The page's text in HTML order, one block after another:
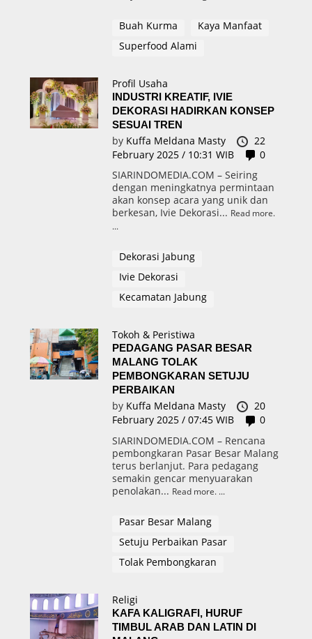
Buah Kurma
Kaya Manfaat
Superfood Alami
Profil Usaha
INDUSTRI KREATIF, IVIE
DEKORASI HADIRKAN KONSEP
SESUAI TREN
by Kuffa Meldana Masty
22
February 2025 / 10:31 WIB
0
SIARINDOMEDIA.COM – Seiring
dengan meningkatnya permintaan
akan konsep acara yang unik dan
berkesan, Ivie Dekorasi... Read more.
Dekorasi Jabung
Ivie Dekorasi
Kecamatan Jabung
Tokoh & Peristiwa
PEDAGANG PASAR BESAR
MALANG TOLAK
PEMBONGKARAN SETUJU
PERBAIKAN
by Kuffa Meldana Masty
20
February 2025 / 07:45 WIB
0
SIARINDOMEDIA.COM – Rencana
pembongkaran Pasar Besar Malang
terus berlanjut. Para pedagang
semakin gencar menyuarakan
penolakan... Read more.
Pasar Besar Malang
Setuju Perbaikan Pasar
Tolak Pembongkaran
Religi
KAFA KALIGRAFI, HURUF
TIMBUL ARAB DAN LATIN DI